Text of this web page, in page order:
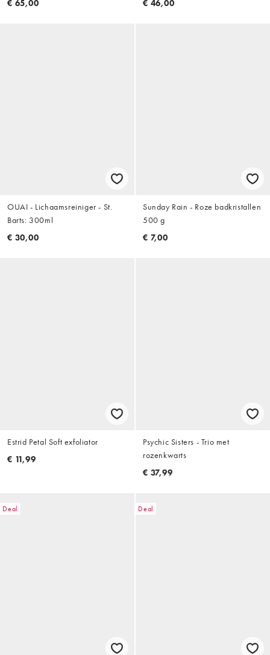
€ 65,00 € 46,00
OUAI - Lichaamsreiniger - St.
Barts: 300ml
€ 30,00
Sunday Rain - Roze badkristallen
500 g
€ 7,00
Estrid Petal Soft exfoliator
€ 11,99
Psychic Sisters - Trio met
rozenkwarts
€ 37,99
Deal Deal